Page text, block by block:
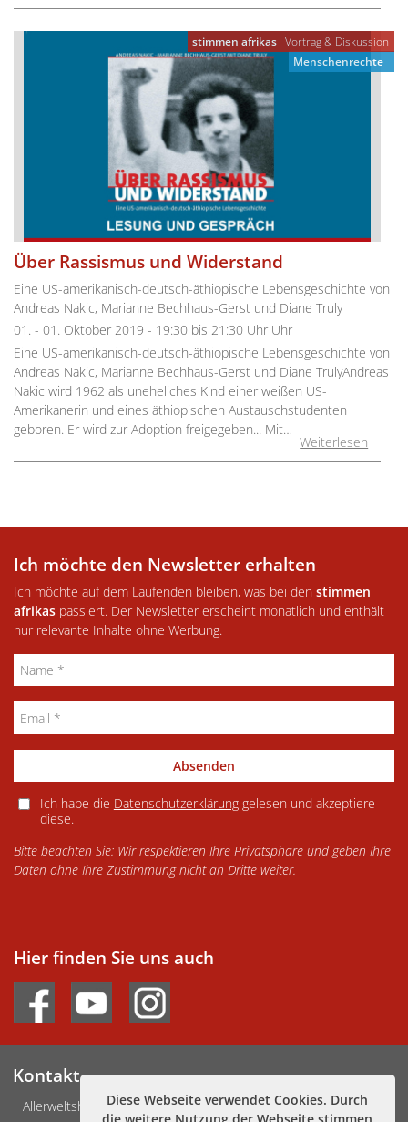
Diese Webseite verwendet Cookies. Durch
Menschenrechte
stimmen afrikas Vortrag & Diskussion
Über Rassismus und Widerstand
Eine US-amerikanisch-deutsch-äthiopische Lebensgeschichte von
Andreas Nakic, Marianne Bechhaus-Gerst und Diane Truly
01. - 01. Oktober 2019 - 19:30 bis 21:30 Uhr Uhr
Eine US-amerikanisch-deutsch-äthiopische Lebensgeschichte von
Andreas Nakic, Marianne Bechhaus-Gerst und Diane TrulyAndreas
Nakic wird 1962 als uneheliches Kind einer weißen US-
Amerikanerin und eines äthiopischen Austauschstudenten
geboren. Er wird zur Adoption freigegeben... Mit…
Weiterlesen
Ich möchte den Newsletter erhalten
Ich möchte auf dem Laufenden bleiben, was bei den stimmen
afrikas passiert. Der Newsletter erscheint monatlich und enthält
nur relevante Inhalte ohne Werbung.
Absenden
Ich habe die Datenschutzerklärunggelesen und akzeptiere
diese.
Bitte beachten Sie: Wir respektieren Ihre Privatsphäre und geben Ihre
Daten ohne Ihre Zustimmung nicht an Dritte weiter.
Hier finden Sie uns auch
Kontakt
Allerweltshaus Köln e.V.